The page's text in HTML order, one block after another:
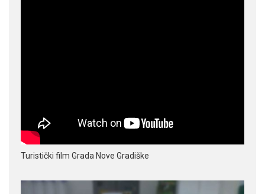
Turistički film Grada Nove Gradiške